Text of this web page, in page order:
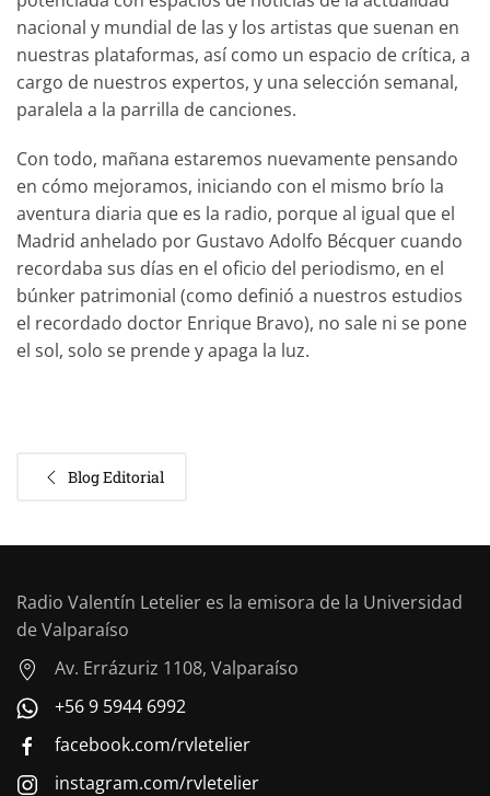
nacional y mundial de las y los artistas que suenan en
nuestras plataformas, así como un espacio de crítica, a
cargo de nuestros expertos, y una selección semanal,
paralela a la parrilla de canciones.
Con todo, mañana estaremos nuevamente pensando
en cómo mejoramos, iniciando con el mismo brío la
aventura diaria que es la radio, porque al igual que el
Madrid anhelado por Gustavo Adolfo Bécquer cuando
recordaba sus días en el oficio del periodismo, en el
búnker patrimonial (como definió a nuestros estudios
el recordado doctor Enrique Bravo), no sale ni se pone
el sol, solo se prende y apaga la luz.
Blog Editorial
Radio Valentín Letelier es la emisora de la Universidad
de Valparaíso
Av. Errázuriz 1108, Valparaíso
+56 9 5944 6992
facebook.com/rvletelier
instagram.com/rvletelier